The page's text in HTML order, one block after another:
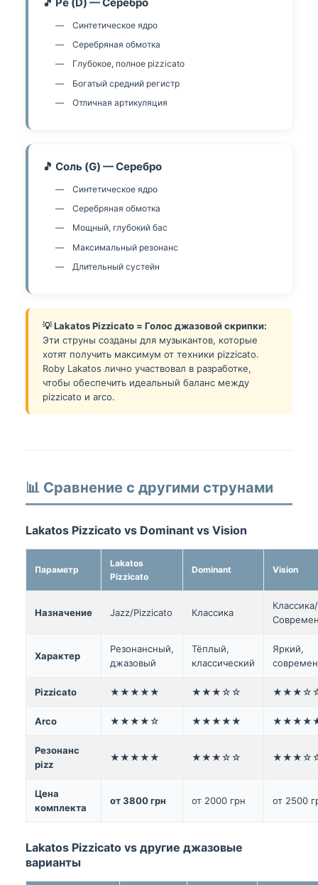
Синтетическое ядро
Серебряная обмотка
Глубокое, полное pizzicato
Богатый средний регистр
Отличная артикуляция
🎵 Соль (G) — Серебро
Синтетическое ядро
Серебряная обмотка
Мощный, глубокий бас
Максимальный резонанс
Длительный сустейн
💡 Lakatos Pizzicato = Голос джазовой скрипки:
Эти струны созданы для музыкантов, которые
хотят получить максимум от техники pizzicato.
Roby Lakatos лично участвовал в разработке,
чтобы обеспечить идеальный баланс между
pizzicato и arco.
📊 Сравнение с другими струнами
Lakatos Pizzicato vs Dominant vs Vision
Параметр
Lakatos
Pizzicato
Dominant Vision
Назначение Jazz/Pizzicato Классика
Классика/
Характер
Резонансный,
джазовый
Тёплый,
классический
Яркий,
Pizzicato ★★★★★ ★★★☆☆
Arco ★★★★☆ ★★★★★
Резонанс
pizz
★★★★★ ★★★☆☆
Цена
комплекта
от 3800 грн от 2000 грн от 2500
Lakatos Pizzicato vs другие джазовые
варианты